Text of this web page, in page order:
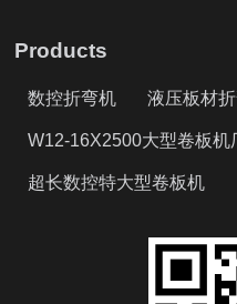
Products
数控折弯机 液压板材
W12-16X2500大型卷板
超长数控特大型卷板机